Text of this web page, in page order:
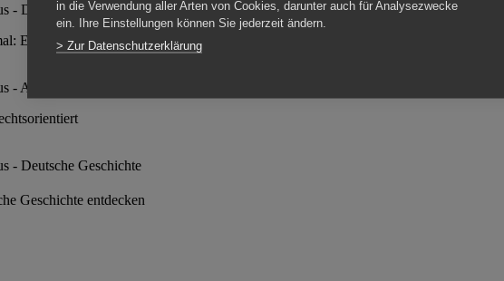
Einen Ort im Wandel erleben
Geschichte entdecken
in die Verwendung aller Arten von Cookies, darunter auch für Analysezwecke
ein. Ihre Einstellungen können Sie jederzeit ändern.
> Zur Datenschutzerklärung